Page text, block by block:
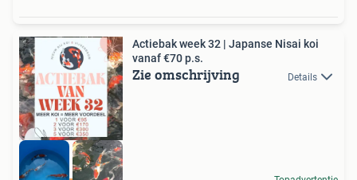
Actiebak week 32 | Japanse Nisai koi
vanaf €70 p.s.
Zie omschrijving Details